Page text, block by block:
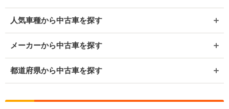
人気車種から中古車を探す
メーカーから中古車を探す
都道府県から中古車を探す